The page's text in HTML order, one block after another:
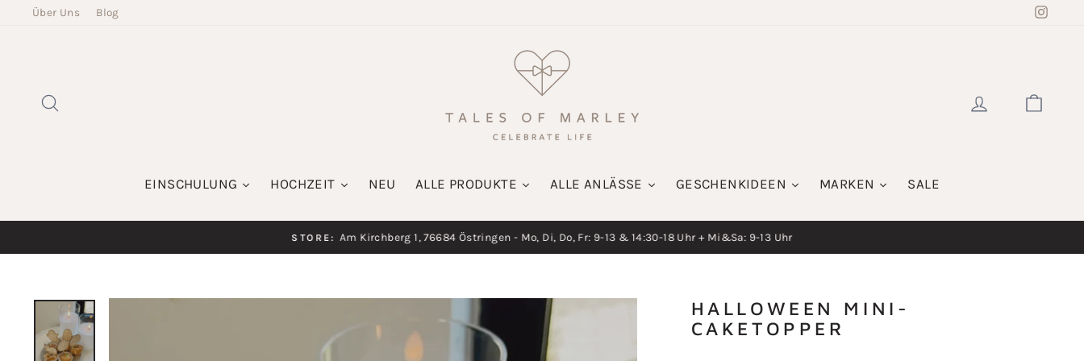
DirektÜber Uns Blog
EINSCHULUNG HOCHZEIT NEU ALLE PRODUKTE ALLE ANLÄSSE GESCHENKIDEEN MARKEN SALE
STORE: Am Kirchberg 1, 76684 Östringen - Mo, Di, Do, Fr: 9-13 & 14:30-18 Uhr + Mi&Sa: 9-13 Uhr
HALLOWEEN MINI-
CAKETOPPER